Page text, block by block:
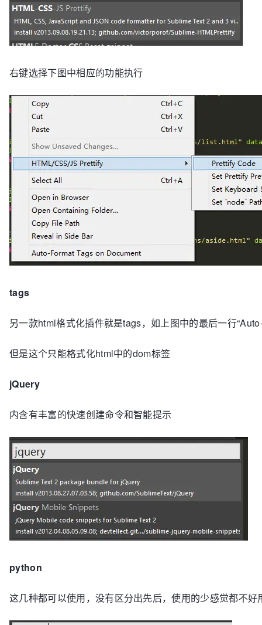
右键选择下图中相应的功能执行
tags
另一款html格式化插件就是tags，如上图中的最后一行
但是这个只能格式化html中的dom标签
jQuery
内含有丰富的快速创建命令和智能提示
python
这几种都可以使用，没有区分出先后，使用的少感觉都不好